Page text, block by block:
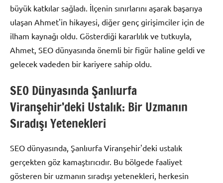
büyük katkılar sağladı. İlçenin sınırlarını aşarak başarıya
ulaşan Ahmet'in hikayesi, diğer genç girişimciler için de
ilham kaynağı oldu. Gösterdiği kararlılık ve tutkuyla,
Ahmet, SEO dünyasında önemli bir figür haline geldi ve
gelecek vadeden bir kariyere sahip oldu.
SEO Dünyasında Şanlıurfa
Viranşehir’deki Ustalık: Bir Uzmanın
Sıradışı Yetenekleri
SEO dünyasında, Şanlıurfa Viranşehir'deki ustalık
gerçekten göz kamaştırıcıdır. Bu bölgede faaliyet
gösteren bir uzmanın sıradışı yetenekleri, herkesin